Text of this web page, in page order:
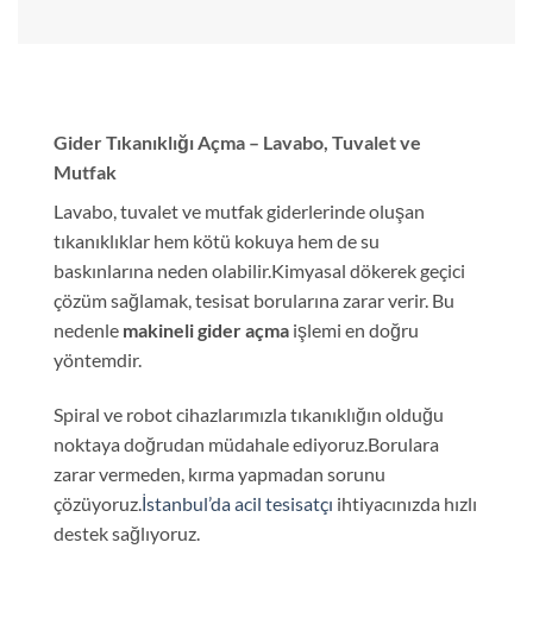
Gider Tıkanıklığı Açma – Lavabo, Tuvalet ve
Mutfak
Lavabo, tuvalet ve mutfak giderlerinde oluşan
tıkanıklıklar hem kötü kokuya hem de su
baskınlarına neden olabilir.Kimyasal dökerek geçici
çözüm sağlamak, tesisat borularına zarar verir. Bu
nedenle makineli gider açma işlemi en doğru
yöntemdir.
Spiral ve robot cihazlarımızla tıkanıklığın olduğu
noktaya doğrudan müdahale ediyoruz.Borulara
zarar vermeden, kırma yapmadan sorunu
çözüyoruz.İstanbul’da acil tesisatçı ihtiyacınızda hızlı
destek sağlıyoruz.